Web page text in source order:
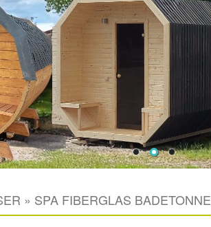
» SPA FIBERGLAS BADETONNE